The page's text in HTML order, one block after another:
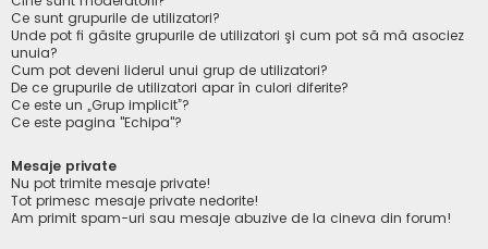
Ce sunt grupurile de utilizatori?
Unde pot fi găsite grupurile de utilizatori şi cum pot să mă asociez
unuia?
Cum pot deveni liderul unui grup de utilizatori?
De ce grupurile de utilizatori apar în culori diferite?
Ce este un „Grup implicit”?
Ce este pagina "Echipa"?
Mesaje private
Nu pot trimite mesaje private!
Tot primesc mesaje private nedorite!
Am primit spam-uri sau mesaje abuzive de la cineva din forum!